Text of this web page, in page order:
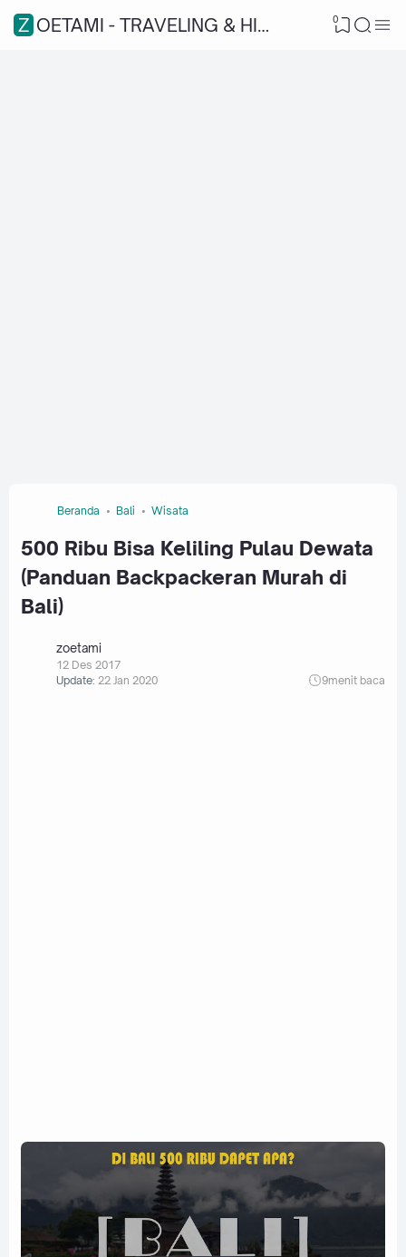
ZOETAMI - TRAVELING & HIKING 0
Beranda Bali Wisata
500 Ribu Bisa Keliling Pulau Dewata
(Panduan Backpackeran Murah di
Bali)
zoetami
12 Des 2017
Update: 22 Jan 2020 9menit baca